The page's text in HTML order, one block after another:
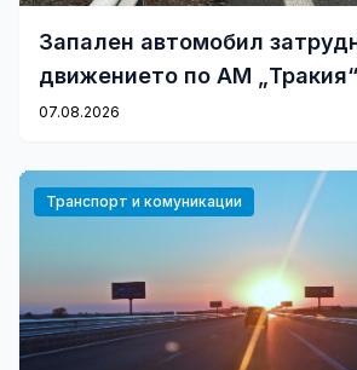
Запален автомобил
движението по АМ
07.08.2026
Транспорт и комуникации